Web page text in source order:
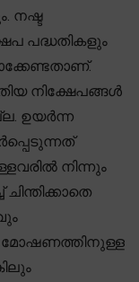
നഷ്ട
പദ്ധതികളും
നിക്ഷേപങ്ങൾ
ഉയർന്ന
നിന്നും
മോഷണത്തിനുള്ള